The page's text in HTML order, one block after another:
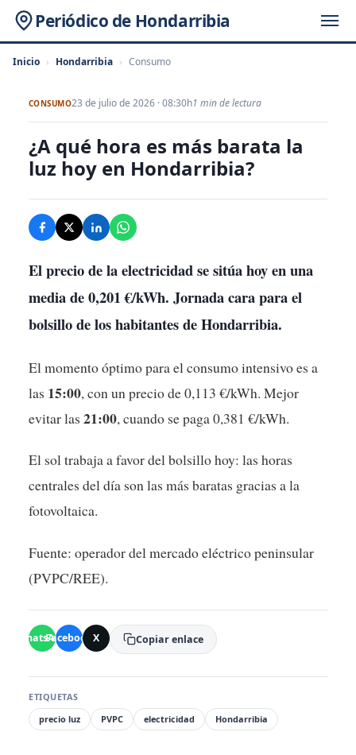
Periódico de Hondarribia
Inicio › Hondarribia › Consumo
CONSUMO23 de julio de 2026 · 08:30h1 min de lectura
¿A qué hora es más barata la
luz hoy en Hondarribia?
El precio de la electricidad se sitúa hoy en una
media de 0,201 €/kWh. Jornada cara para el
bolsillo de los habitantes de Hondarribia.
El momento óptimo para el consumo intensivo es a
las 15:00, con un precio de 0,113 €/kWh. Mejor
evitar las 21:00, cuando se paga 0,381 €/kWh.
El sol trabaja a favor del bolsillo hoy: las horas
centrales del día son las más baratas gracias a la
fotovoltaica.
Fuente: operador del mercado eléctrico peninsular
(PVPC/REE).
WhatsApp
Facebook X Copiar enlace
ETIQUETAS
precio luz
PVPC electricidad Hondarribia